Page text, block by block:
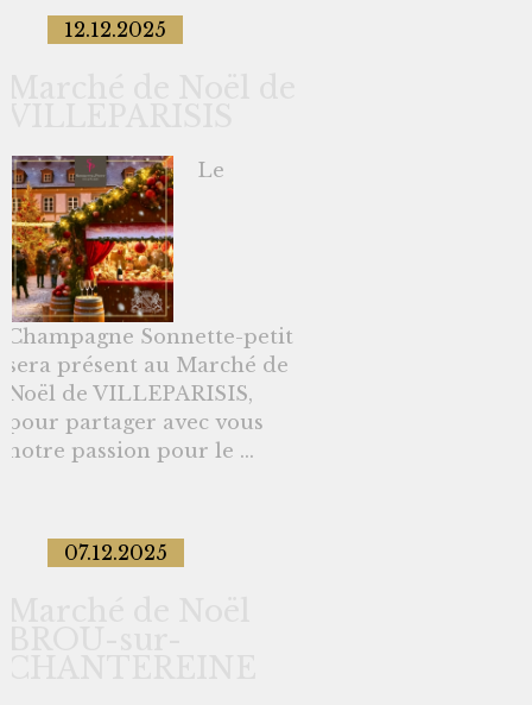
12.12.2025
Le
Champagne Sonnette-petit
sera présent au Marché de
Noël de VILLEPARISIS,
pour partager avec vous
notre passion pour le ...
07.12.2025